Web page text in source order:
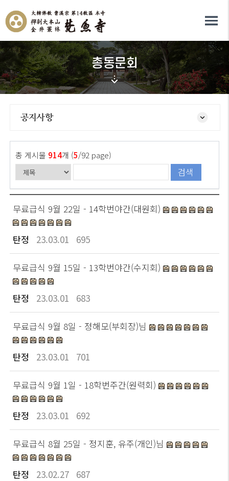
총동문회
공지사항
총 게시물 914개 (5/92 page)
검색
무료급식 9월 22일 - 14학번야간(대원회)
탄정 23.03.01 695
무료급식 9월 15일 - 13학번야간(수지회)
탄정 23.03.01 683
무료급식 9월 8일 - 정해모(부회장)님
탄정 23.03.01 701
무료급식 9월 1일 - 18학번주간(원력회)
탄정 23.03.01 692
무료급식 8월 25일 - 정지훈, 유주(개인)님
탄정 23.02.27 687